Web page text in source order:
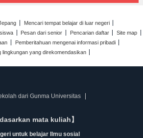
Mencari tempat belajar di luar negeri
Pesan dari senior Pencarian daftar
Site map
Pemberitahuan mengenai informasi pribadi
lingkungan yang direkomendasikan
dari Gunma Universitas
mata kuliah】
untuk belajar Ilmu sosial